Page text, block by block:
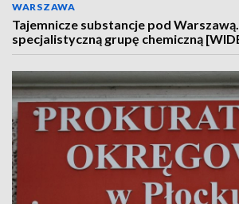
WARSZAWA
Tajemnicze substancje pod
specjalistyczną grupę chemiczną